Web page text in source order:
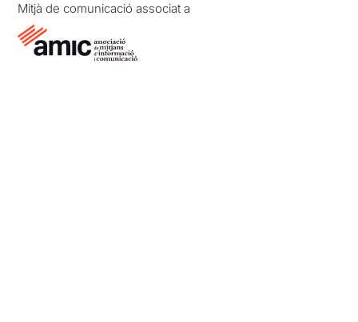
Mitjà de comunicació associat a